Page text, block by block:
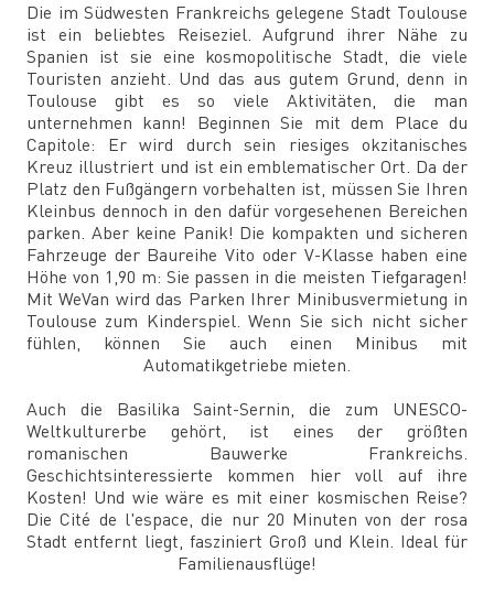
Die im Südwesten Frankreichs gelegene Stadt Toulouse
ist ein beliebtes Reiseziel. Aufgrund ihrer Nähe zu
Spanien ist sie eine kosmopolitische Stadt, die viele
Touristen anzieht. Und das aus gutem Grund, denn in
Toulouse gibt es so viele Aktivitäten, die man
unternehmen kann! Beginnen Sie mit dem Place du
Capitole: Er wird durch sein riesiges okzitanisches
Kreuz illustriert und ist ein emblematischer Ort. Da der
Platz den Fußgängern vorbehalten ist, müssen Sie Ihren
Kleinbus dennoch in den dafür vorgesehenen Bereichen
parken. Aber keine Panik! Die kompakten und sicheren
Fahrzeuge der Baureihe Vito oder V-Klasse haben eine
Höhe von 1,90 m: Sie passen in die meisten Tiefgaragen!
Mit WeVan wird das Parken Ihrer Minibusvermietung in
Toulouse zum Kinderspiel. Wenn Sie sich nicht sicher
fühlen, können Sie auch einen Minibus mit
Automatikgetriebe mieten.
Auch die Basilika Saint-Sernin, die zum UNESCO-
Weltkulturerbe gehört, ist eines der größten
romanischen Bauwerke Frankreichs.
Geschichtsinteressierte kommen hier voll auf ihre
Kosten! Und wie wäre es mit einer kosmischen Reise?
Die Cité de l'espace, die nur 20 Minuten von der rosa
Stadt entfernt liegt, fasziniert Groß und Klein. Ideal für
Familienausflüge!